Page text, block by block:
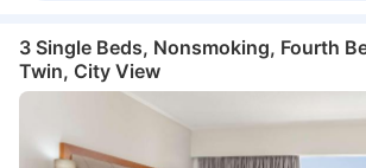
3 Single Beds, Nonsmoking, Fourth
Twin, City View